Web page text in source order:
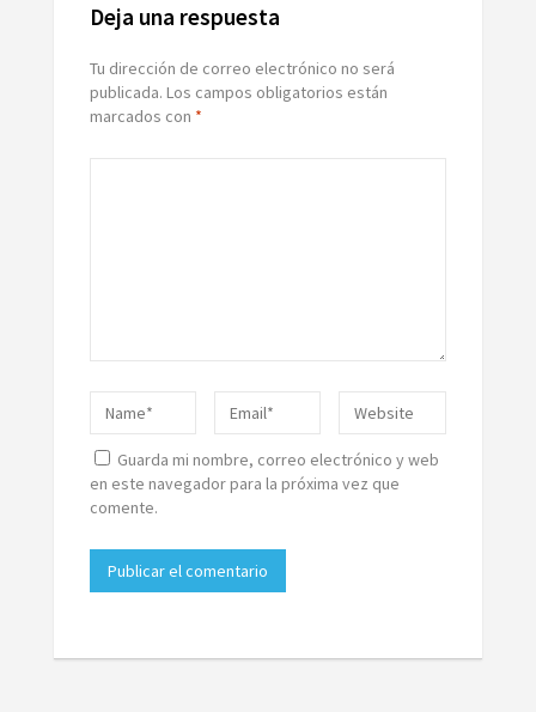
Deja una respuesta
Tu dirección de correo electrónico no será
publicada. Los campos obligatorios están
marcados con *
Guarda mi nombre, correo electrónico y web
en este navegador para la próxima vez que
comente.